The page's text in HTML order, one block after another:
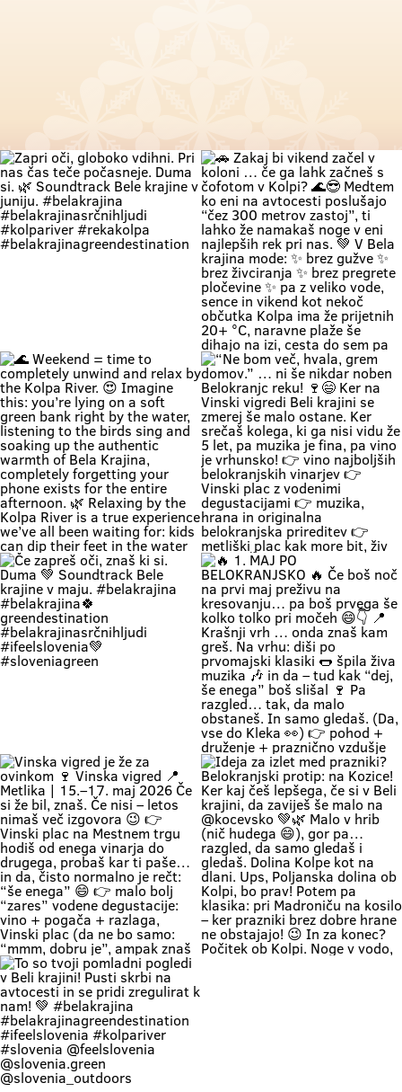
Zapri oči, globoko vdihni. Pri nas
čas teče počasneje. Duma si. 🌿
Soundtrack Bele krajine v juniju.
#belakrajina
#belakrajinasrčnihljudi
#kolpariver #rekakolpa
#belakrajinagreendestination
🚗 Zakaj bi vikend začel v koloni …
če ga lahk začneš s čofotom v
Kolpi? 🌊😎 Medtem ko eni na
avtocesti poslušajo “čez 300
metrov zastoj”, ti lahko že
namakaš noge v eni najlepših rek
pri nas. 💚 V Bela krajina mode: ✨
brez gužve ✨ brez živciranja ✨
brez pregrete pločevine ✨ pa z
veliko vode, sence in vikend kot
nekoč občutka Kolpa ima že
prijetnih 20+ °C, naravne plaže še
dihajo na izi, cesta do sem pa ni
stres test za živce. 😌 💡 Vikend
plan: kopalke ✔️ brisača ✔️ hladna
pijača ✔️ DARS drama ❌ 📍 Bela
krajina kliče. Pa ne po troblji. 😏
#BelaKrajina #Kolpa
#SloveniaOutdoor #FeelSlovenia
#Poletje Roadtrip Narava Kopanje
WeekendMood HiddenGem
SloveniaGreen
🌊 Weekend = time to completely
unwind and relax by the Kolpa
River. 😍 Imagine this: you’re lying
on a soft green bank right by the
water, listening to the birds sing
and soaking up the authentic
warmth of Bela Krajina, completely
forgetting your phone exists for
the entire afternoon. 🌿 Relaxing
by the Kolpa River is a true
Weather: a hot weekend is on the
way 👉 Time: warm May days (the
perfect time for your first
encounter with nature) 👉 Nature
+ a lounge chair in the shade +
your favorite people = a
combination that has never
disappointed Come see us. You
know where we are—the place
where time actually slows down
and your batteries recharge all on
their own. 💚
“Ne bom več, hvala, grem domov.”
… ni še nikdar noben Belokranjc
reku! 🍷😄 Ker na Vinski vigredi
Beli krajini se zmerej še malo
ostane. Ker srečaš kolega, ki ga
nisi vidu že 5 let, pa muzika je fina,
pa vino je vrhunsko! 👉 vino
najboljših belokranjskih vinarjev
👉 Vinski plac z vodenimi
degustacijami 👉 muzika, hrana in
originalna belokranjska prireditev
👉 metliški plac kak more bit, živ
in poln Če hočeš doživet Belo
krajino takšno, kot je zares —
prideš na Vigred. Za en večer.
Ostaneš pa še malo dlje. 😌🍇 Se
vidimo v Metliki! 🎥 Zavod za
turizem, kulturo, šport in mladino
Metlika #belakrajina #vinskavigred
#belakrajinasrčnihljudi #metlika
Če zapreš oči, znaš ki si. Duma 💚
Soundtrack Bele krajine v maju.
#belakrajina #belakrajina🍀
greendestination
#belakrajinasrčnihljudi
#ifeelslovenia💚 #sloveniagreen
🔥 1. MAJ PO BELOKRANJSKO 🔥
Če boš noč na prvi maj preživu na
kresovanju… pa boš prvega še
kolko tolko pri močeh 😄👇 📍
Krašnji vrh … onda znaš kam greš.
Na vrhu: diši po prvomajski klasiki
🌭 špila živa muzika 🎶 in da – tud
kak “dej, še enega” boš slišal 🍷
Pa razgled… tak, da malo
obstaneš. In samo gledaš. (Da,
vse do Kleka 👀) 👉 pohod +
druženje + praznično vzdušje 👉
za družine, prijatelje, pa malo
rekreacije (če že mora bit 😄) 👉
začetek maja, kot se šika Pridi gor.
Če ne zaradi pohoda… pa zaradi
nas, Belokranjcev 🙌 Se vidimo!
Vinska vigred je že za ovinkom 🍷
Vinska vigred 📍 Metlika | 15.–17.
maj 2026 Če si že bil, znaš. Če nisi
– letos nimaš več izgovora 😉 👉
Vinski plac na Mestnem trgu hodiš
od enega vinarja do drugega,
probaš kar ti paše… in da, čisto
normalno je rečt: “še enega” 😄
👉 malo bolj “zares” vodene
degustacije: vino + pogača +
razlaga, Vinski plac (da ne bo